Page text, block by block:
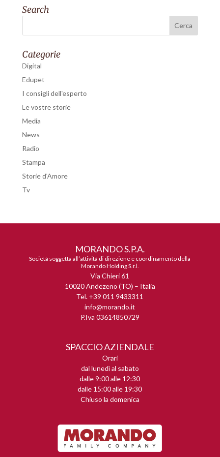
Search
Categorie
Digital
Edupet
I consigli dell'esperto
Le vostre storie
Media
News
Radio
Stampa
Storie d'Amore
Tv
MORANDO S.P.A.
Società soggetta all’attività di direzione e coordinamento della
Morando Holding S.r.l.
Via Chieri 61
10020 Andezeno (TO) – Italia
Tel. +39 011 9433311
info@morando.it
P.Iva 03614850729
SPACCIO AZIENDALE
Orari
dal lunedì al sabato
dalle 9:00 alle 12:30
dalle 15:00 alle 19:30
Chiuso la domenica